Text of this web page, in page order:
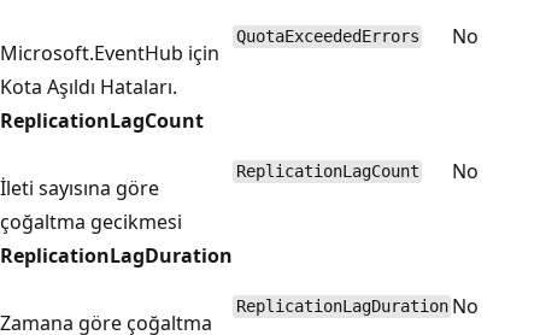
Microsoft.EventHub için
Kota Aşıldı Hataları.
QuotaExceededErrors No
ReplicationLagCount
İleti sayısına göre
çoğaltma gecikmesi
ReplicationLagCount No
ReplicationLagDuration
Zamana göre çoğaltma
ReplicationLagDuration No